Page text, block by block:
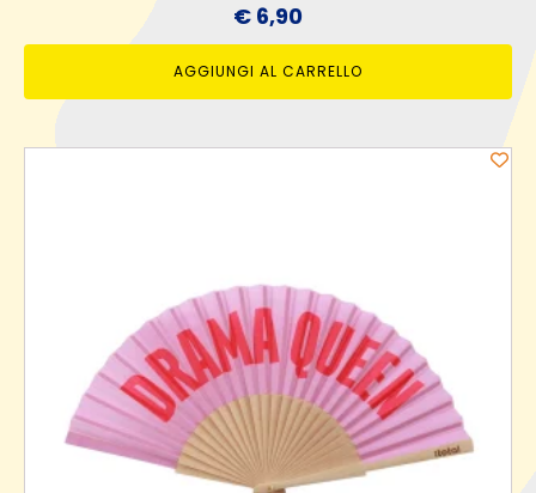
€ 6,90
AGGIUNGI AL CARRELLO